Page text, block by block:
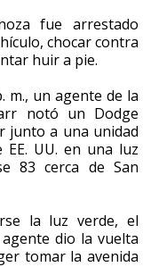
fue arrestado
chocar contra
huir a pie.
m., un agente de la
notó un Dodge
junto a una unidad
UU. en una luz
83 cerca de San
la luz verde, el
dio la vuelta
tomar la avenida